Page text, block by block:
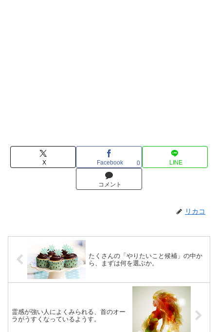
X Facebook 0 LINE
コメント
リカコ
たくさんの「やりたいこと候補」の中か
ら、まずは何を選ぶか。
霊感が強い人によくみられる、首のオー
ラがうすくなっているようす。